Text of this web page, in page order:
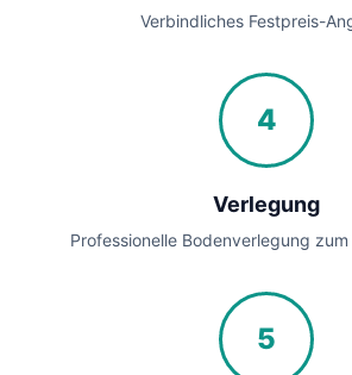
Verbindliches Festpreis-
4
Verlegung
Professionelle Bodenverlegung
5